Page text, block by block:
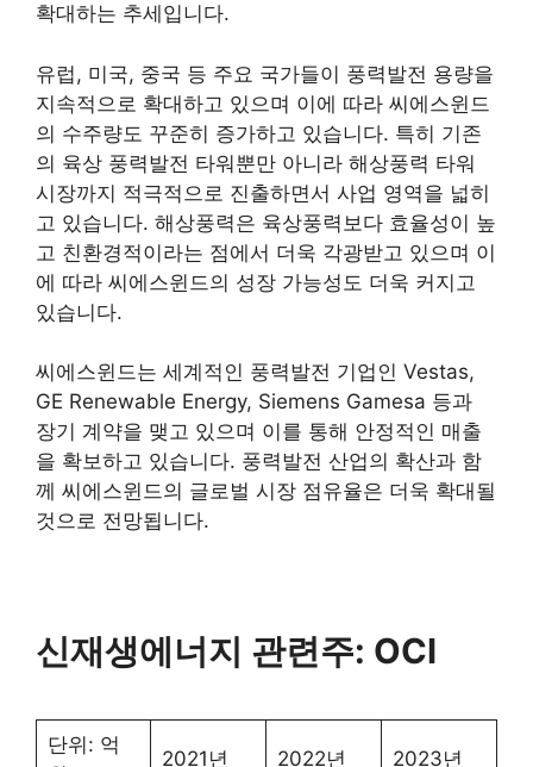
확대하는 추세입니다.
유럽, 미국, 중국 등 주요 국가들이 풍력발전 용량을
지속적으로 확대하고 있으며 이에 따라 씨에스윈드
의 수주량도 꾸준히 증가하고 있습니다. 특히 기존
의 육상 풍력발전 타워뿐만 아니라 해상풍력 타워
시장까지 적극적으로 진출하면서 사업 영역을 넓히
고 있습니다. 해상풍력은 육상풍력보다 효율성이 높
고 친환경적이라는 점에서 더욱 각광받고 있으며 이
에 따라 씨에스윈드의 성장 가능성도 더욱 커지고
있습니다.
씨에스윈드는 세계적인 풍력발전 기업인 Vestas,
GE Renewable Energy, Siemens Gamesa 등과
장기 계약을 맺고 있으며 이를 통해 안정적인 매출
을 확보하고 있습니다. 풍력발전 산업의 확산과 함
께 씨에스윈드의 글로벌 시장 점유율은 더욱 확대될
것으로 전망됩니다.
신재생에너지 관련주: OCI
단위: 억
2021년 2022년 2023년